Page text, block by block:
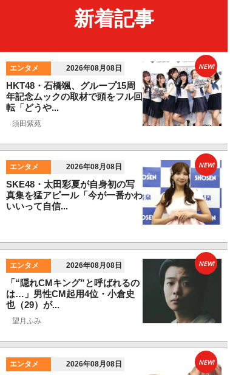
新着記事
エンタメ 2026年08月08日
HKT48・石橋颯、グループ15周
年記念ムックの取材で頭をフル回
転「どうや...
須田紫苑
NEW!
エンタメ 2026年08月08日
SKE48・太田彩夏が自身初の写
真集を猛アピール「今が一番かわ
いいって自信...
NEW!
エンタメ 2026年08月08日
「“隠れCMキング”と呼ばれるの
は…」男性CM起用4位・小倉史
也（29）が...
望月ふみ
NEW!
エンタメ 2026年08月08日 NEW!